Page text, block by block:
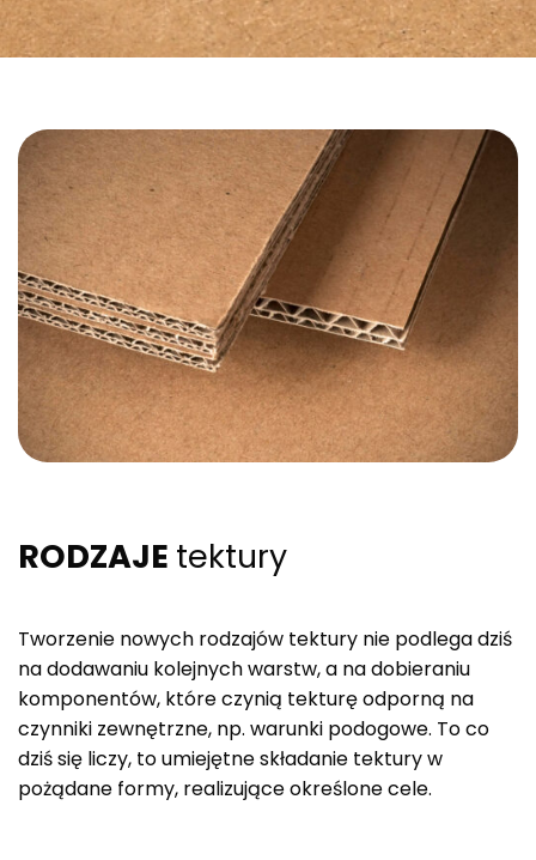
RODZAJE tektury
Tworzenie nowych rodzajów tektury nie podlega dziś
na dodawaniu kolejnych warstw, a na dobieraniu
komponentów, które czynią tekturę odporną na
czynniki zewnętrzne, np. warunki podogowe. To co
dziś się liczy, to umiejętne składanie tektury w
pożądane formy, realizujące określone cele.